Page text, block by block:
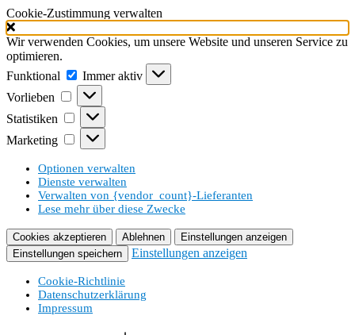
Cookie-Zustimmung verwalten
Wir verwenden Cookies, um unsere Website und unseren Service zu
optimieren.
Funktional
Funktional
Immer aktiv
Vorlieben
Vorlieben
Statistiken Statistiken
Marketing Marketing
Optionen verwalten
Dienste verwalten
Verwalten von {vendor_count}-Lieferanten
Lese mehr über diese Zwecke
Cookies akzeptieren Ablehnen
Einstellungen anzeigen
Einstellungen speichern
Einstellungen anzeigen
Cookie-Richtlinie
Datenschutzerklärung
Impressum